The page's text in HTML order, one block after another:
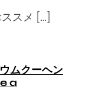
スメ […]
ムクーヘン
a